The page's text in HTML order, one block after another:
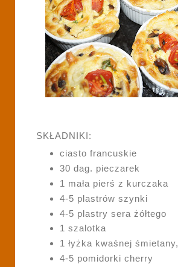
SKŁADNIKI:
ciasto francuskie
30 dag. pieczarek
1 mała pierś z kurczaka
4-5 plastrów szynki
4-5 plastry sera żółtego
1 szalotka
1 łyżka kwaśnej śmietany,
4-5 pomidorki cherry